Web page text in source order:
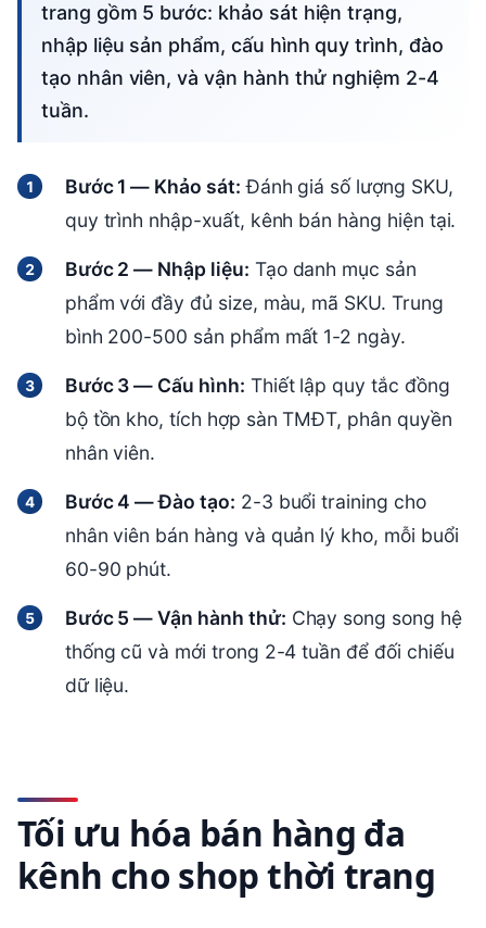
trang gồm 5 bước: khảo sát hiện trạng,
nhập liệu sản phẩm, cấu hình quy trình, đào
tạo nhân viên, và vận hành thử nghiệm 2-4
tuần.
Bước 1 — Khảo sát: Đánh giá số lượng SKU,
quy trình nhập-xuất, kênh bán hàng hiện tại.
Bước 2 — Nhập liệu: Tạo danh mục sản
phẩm với đầy đủ size, màu, mã SKU. Trung
bình 200-500 sản phẩm mất 1-2 ngày.
Bước 3 — Cấu hình: Thiết lập quy tắc đồng
bộ tồn kho, tích hợp sàn TMĐT, phân quyền
nhân viên.
Bước 4 — Đào tạo: 2-3 buổi training cho
nhân viên bán hàng và quản lý kho, mỗi buổi
60-90 phút.
Bước 5 — Vận hành thử: Chạy song song hệ
thống cũ và mới trong 2-4 tuần để đối chiếu
dữ liệu.
Tối ưu hóa bán hàng đa
kênh cho shop thời trang